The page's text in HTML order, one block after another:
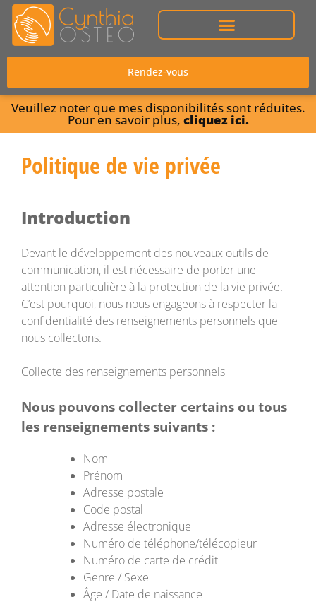
Rendez-vous
Veuillez noter que mes disponibilités sont réduites.
Pour en savoir plus, cliquez ici.
Politique de vie privée
Introduction
Devant le développement des nouveaux outils de
communication, il est nécessaire de porter une
attention particulière à la protection de la vie privée.
C’est pourquoi, nous nous engageons à respecter la
confidentialité des renseignements personnels que
nous collectons.
Collecte des renseignements personnels
Nous pouvons collecter certains ou tous
les renseignements suivants :
Nom
Prénom
Adresse postale
Code postal
Adresse électronique
Numéro de téléphone/télécopieur
Numéro de carte de crédit
Genre / Sexe
Âge / Date de naissance